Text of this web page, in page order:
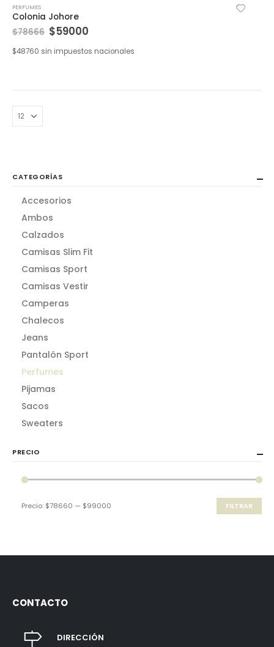
PERFUMES
Colonia Johore
$78666 $59000
$48760 sin impuestos nacionales
CATEGORÍAS
Accesorios
Ambos
Calzados
Camisas Slim Fit
Camisas Sport
Camisas Vestir
Camperas
Chalecos
Jeans
Pantalón Sport
Perfumes
Pijamas
Sacos
Sweaters
PRECIO
FILTRAR
Precio: $78660 — $99000
CONTACTO
DIRECCIÓN